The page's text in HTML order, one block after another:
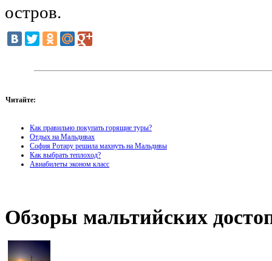
остров.
Читайте:
Как правильно покупать горящие туры?
Отдых на Мальдивах
София Ротару решила махнуть на Мальдивы
Как выбрать теплоход?
Авиабилеты эконом класс
Обзоры мальтийских